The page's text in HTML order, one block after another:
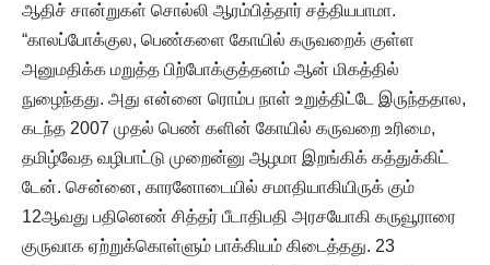
ஆதிச் சான்றுகள் சொல்லி ஆரம்பித்தார் சத்தியபாமா.
“காலப்போக்குல, பெண்களை கோயில் கருவறைக் குள்ள
அனுமதிக்க மறுத்த பிற்போக்குத்தனம் ஆன் மிகத்தில்
நுழைந்தது. அது என்னை ரொம்ப நாள் உறுத்திட்டே இருந்ததால,
கடந்த 2007 முதல் பெண் களின் கோயில் கருவறை உரிமை,
தமிழ்வேத வழிபாட்டு முறைன்னு ஆழமா இறங்கிக் கத்துக்கிட்
டேன். சென்னை, காரனோடையில் சமாதியாகியிருக் கும்
12ஆவது பதினெண் சித்தர் பீடாதிபதி அரசயோகி கருவூராரை
குருவாக ஏற்றுக்கொள்ளும் பாக்கியம் கிடைத்தது. 23